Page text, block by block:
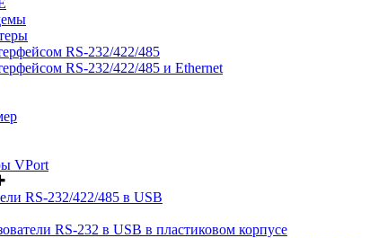
RS-232/422/485
RS-232/422/485 и Ethernet
VPort
RS-232/422/485 в USB
RS-232 в USB в пластиковом корпусе